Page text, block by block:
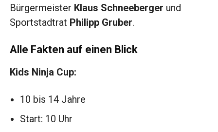
Bürgermeister Klaus Schneeberger und
Sportstadtrat Philipp Gruber.
Alle Fakten auf einen Blick
Kids Ninja Cup:
10 bis 14 Jahre
Start: 10 Uhr